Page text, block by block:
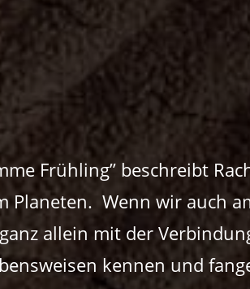
Frühling” beschreibt
Planeten. Wenn wir auch
allein mit der
kennen und